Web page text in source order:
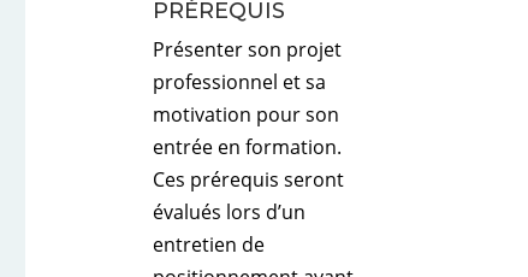
PRÉREQUIS
Présenter son projet
professionnel et sa
motivation pour son
entrée en formation.
Ces prérequis seront
évalués lors d’un
entretien de